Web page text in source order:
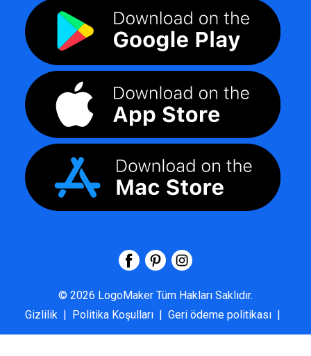
© 2026 LogoMaker Tüm Hakları Saklıdır.
Gizlilik | Politika Koşulları | Geri ödeme politikası |